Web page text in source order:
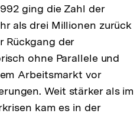
ging die Zahl der
als drei Millionen zurück
Rückgang der
ohne Parallele und
Arbeitsmarkt vor
Weit stärker als im
kam es in der